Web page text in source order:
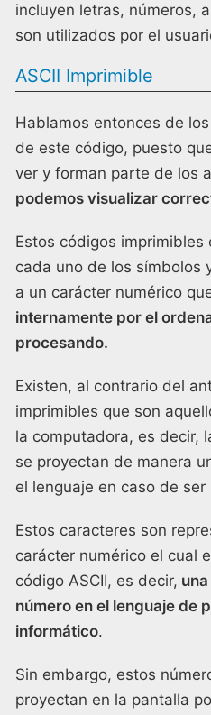
incluyen letras, números,
son utilizados por el
ASCII Imprimible
Hablamos entonces de
de este código, puesto
ver y forman parte de los
podemos visualizar
Estos códigos imprimibles
cada uno de los símbolos
a un carácter numérico
internamente por el
procesando.
Existen, al contrario del
imprimibles que son
la computadora, es decir,
se proyectan de manera
el lenguaje en caso de ser
Estos caracteres son
carácter numérico el cual
código ASCII, es decir,
número en el lenguaje de
informático.
Sin embargo, estos
proyectan en la pantalla